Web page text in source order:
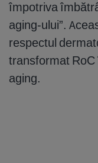
împotriva
aging-ului”.
respectul
transformat
aging.